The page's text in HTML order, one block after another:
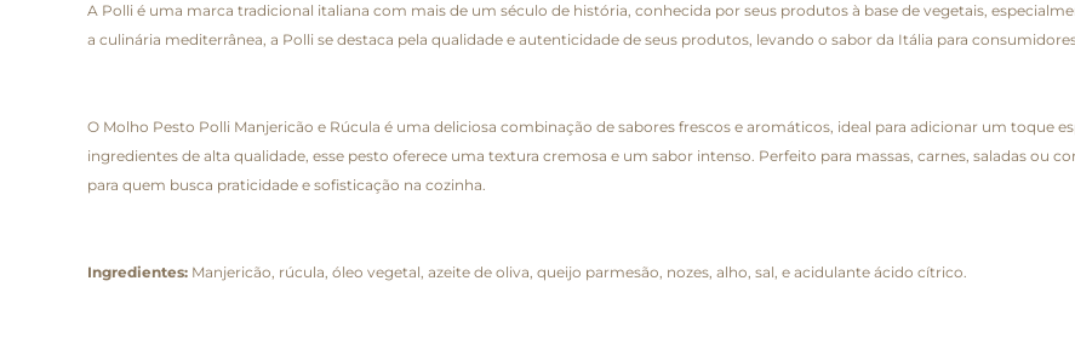
A Polli é uma marca tradicional italiana com mais de um século de história, conhecida por seus produtos à base de vegetais,
a culinária mediterrânea, a Polli se destaca pela qualidade e autenticidade de seus produtos, levando o sabor da Itália para
O Molho Pesto Polli Manjericão e Rúcula é uma deliciosa combinação de sabores frescos e aromáticos, ideal para adicionar um toque
ingredientes de alta qualidade, esse pesto oferece uma textura cremosa e um sabor intenso. Perfeito para massas, carnes, saladas ou
para quem busca praticidade e sofisticação na cozinha.
Ingredientes: Manjericão, rúcula, óleo vegetal, azeite de oliva, queijo parmesão, nozes, alho, sal, e acidulante ácido cítrico.